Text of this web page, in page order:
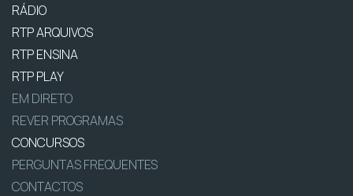
RÁDIO
RTP ARQUIVOS
RTP ENSINA
RTP PLAY
EM DIRETO
REVER PROGRAMAS
CONCURSOS
PERGUNTAS FREQUENTES
CONTACTOS